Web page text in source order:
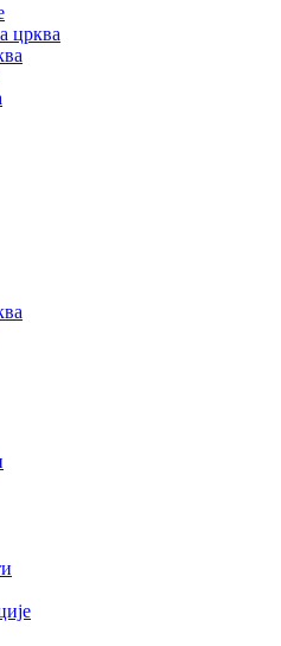
црква